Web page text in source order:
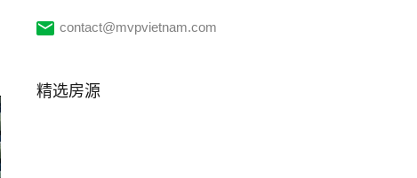
contact@mvpvietnam.com
精选房源